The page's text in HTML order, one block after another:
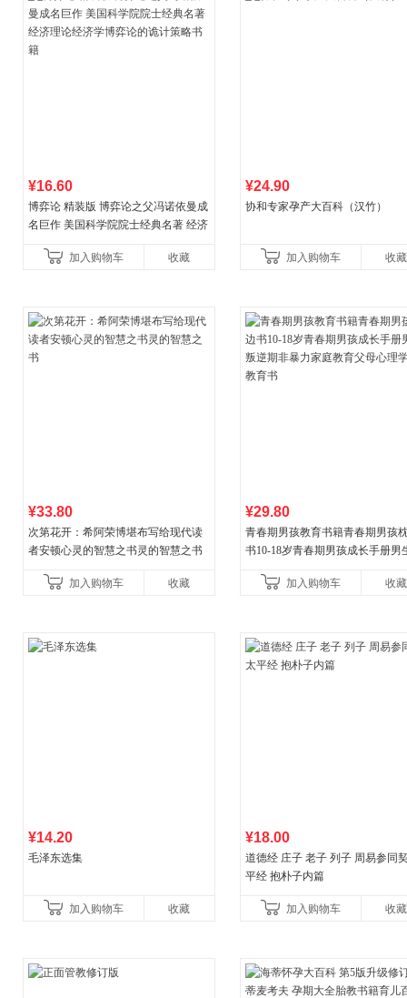
¥16.60
博弈论 精装版 博弈论之父冯诺依曼成
名巨作 美国科学院院士经典名著 经济
加入购物车
收藏
¥24.90
协和专家孕产大百科（汉竹）
加入购物车 收藏
¥33.80
次第花开：希阿荣博堪布写给现代读
者安顿心灵的智慧之书灵的智慧之书
加入购物车 收藏
¥29.80
青春期男孩教育书籍青春期男孩
书10-18岁青春期男孩成长手册男
育书
加入购物车 收藏
¥14.20
毛泽东选集
加入购物车 收藏
¥18.00
道德经 庄子 老子 列子 周易参同
平经 抱朴子内篇
加入购物车 收藏